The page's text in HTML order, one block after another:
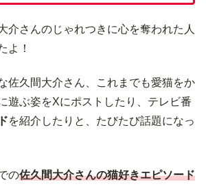
介さんのじゃれつきに心を奪われた人
よ！
佐久間大介さん、これまでも愛猫をか
遊ぶ姿をXにポストしたり、テレビ番
を紹介したりと、たびたび話題になっ
の佐久間大介さんの猫好きエピソード